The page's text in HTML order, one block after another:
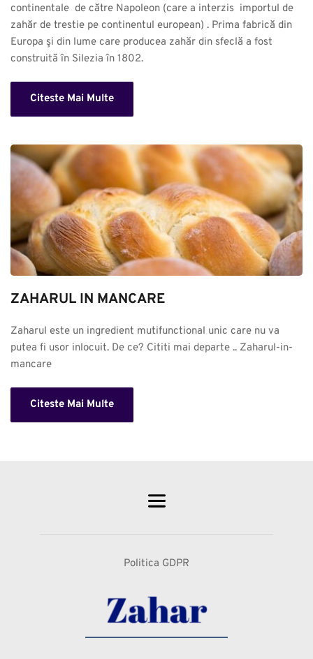
continentale  de către Napoleon (care a interzis  importul de
zahăr de trestie pe continentul european) . Prima fabrică din
Europa şi din lume care producea zahăr din sfeclă a fost
construită în Silezia în 1802.
Citeste Mai Multe
ZAHARUL IN MANCARE
Zaharul este un ingredient mutifunctional unic care nu va
putea fi usor inlocuit. De ce? Cititi mai departe .. Zaharul-in-
mancare
Citeste Mai Multe
Politica GDPR